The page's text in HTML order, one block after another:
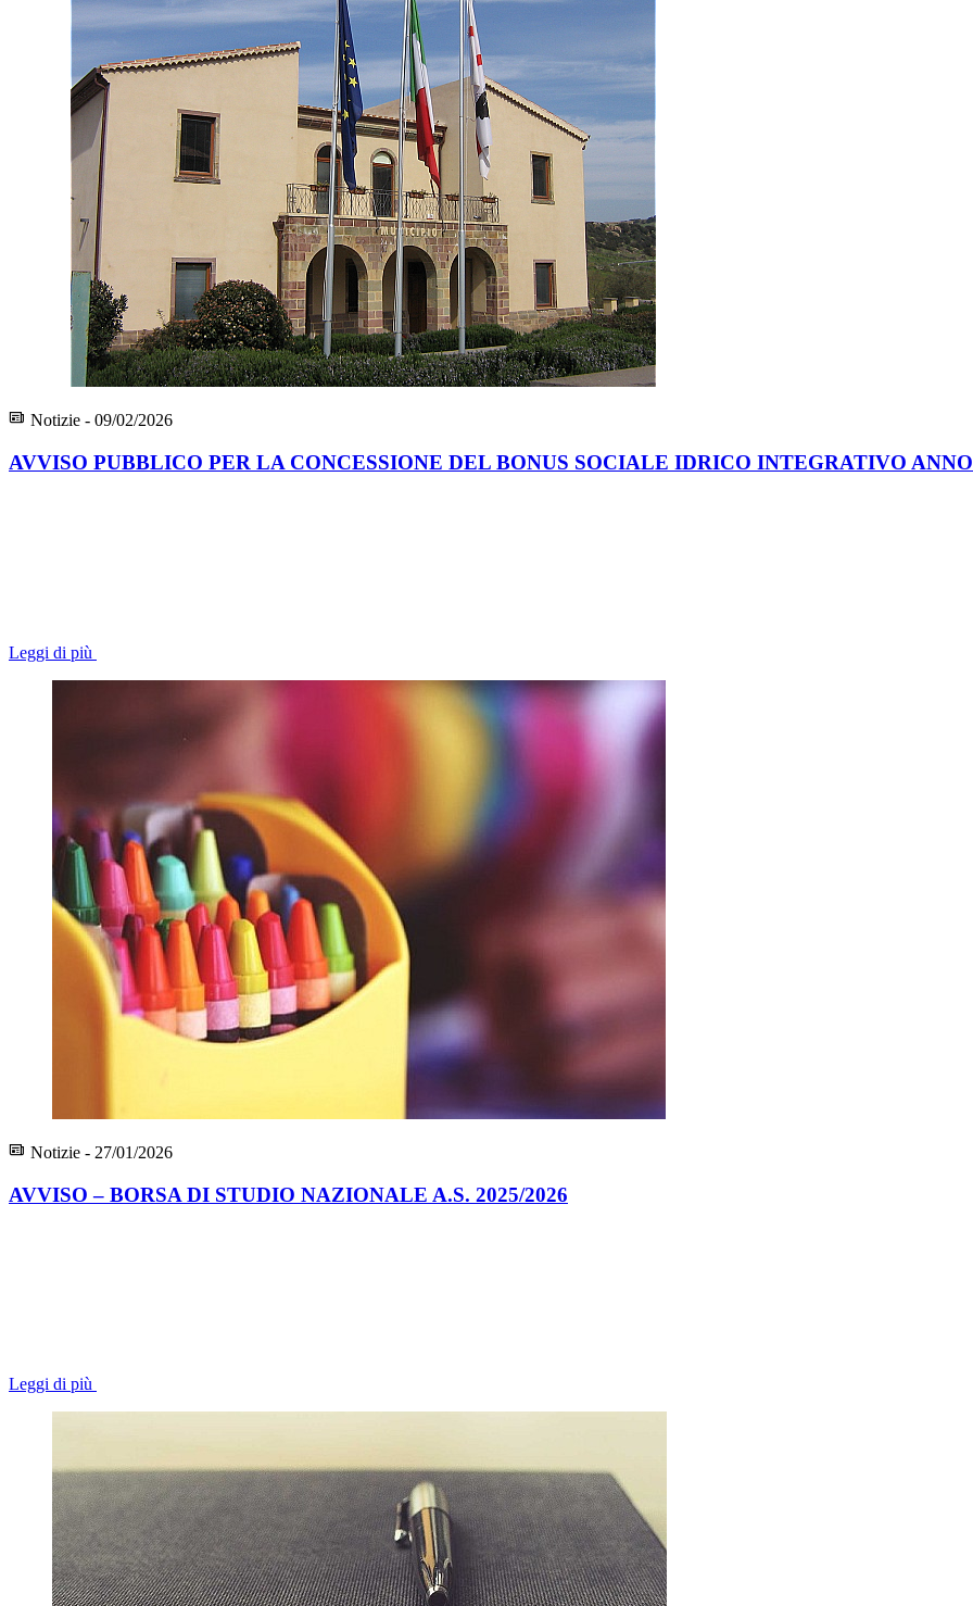
Notizie - 09/02/2026
AVVISO PUBBLICO PER LA CONCESSIONE DEL BONUS SOCIALE IDRICO INTEGRATIVO ANNO
Leggi di più
Notizie - 27/01/2026
AVVISO – BORSA DI STUDIO NAZIONALE A.S. 2025/2026
Leggi di più